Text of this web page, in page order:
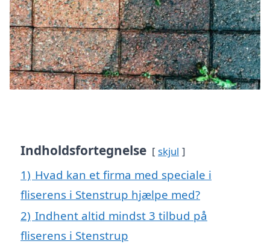
Indholdsfortegnelse skjul
1) Hvad kan et firma med speciale i
fliserens i Stenstrup hjælpe med?
2) Indhent altid mindst 3 tilbud på
fliserens i Stenstrup